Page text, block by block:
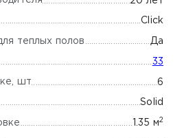
Click
теплых полов Да
33
шт 6
Solid
1.35 м2